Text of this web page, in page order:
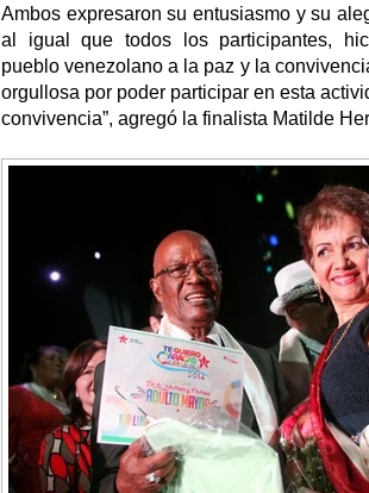
Ambos expresaron su entusiasmo y su
al igual que todos los participantes,
pueblo venezolano a la paz y la
orgullosa por poder participar en esta
convivencia”, agregó la finalista Matilde